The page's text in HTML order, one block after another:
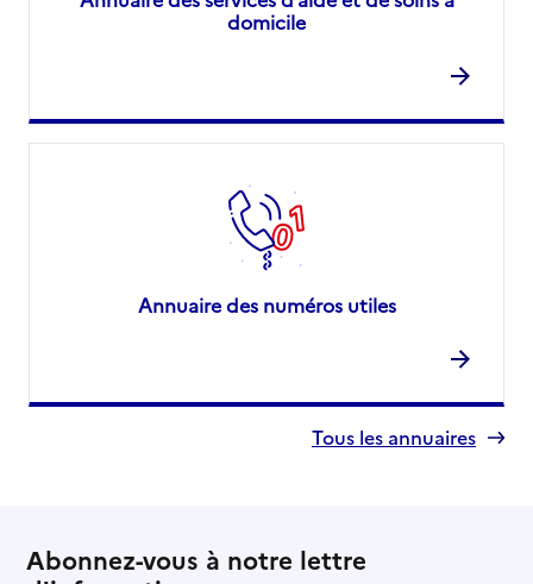
domicile
Annuaire des numéros utiles
Tous les annuaires
Abonnez-vous à notre lettre